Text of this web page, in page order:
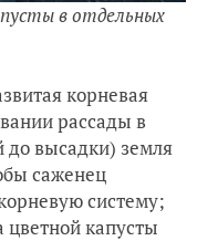
в отдельных
корневая
рассады в
до высадки) земля
саженец
систему;
цветной капусты